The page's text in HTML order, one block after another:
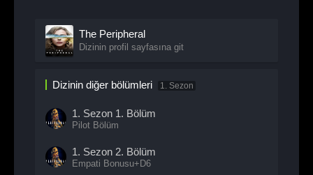
The Peripheral
Dizinin profil sayfasına git
Dizinin diğer bölümleri 1. Sezon
1. Sezon 1. Bölüm
Pilot Bölüm
1. Sezon 2. Bölüm
Empati Bonusu+D6